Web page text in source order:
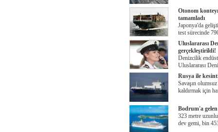
Otonom
tamamladı
Japonya'da
test sürecinde
Uluslararası
gerçekleştirildi!
Denizcilik
Uluslararası
Rusya ile
Savaşın
kaldırmak için
Bodrum'a
323 metre
dev gemi, bin